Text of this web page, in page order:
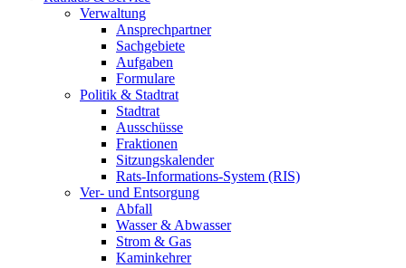
Verwaltung
Ansprechpartner
Sachgebiete
Aufgaben
Formulare
Politik & Stadtrat
Stadtrat
Ausschüsse
Fraktionen
Sitzungskalender
Rats-Informations-System (RIS)
Ver- und Entsorgung
Abfall
Wasser & Abwasser
Strom & Gas
Kaminkehrer